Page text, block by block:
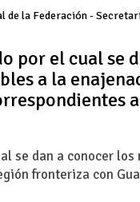
de la Federación -
por el cual se
a la
se dan a conocer
fronteriza con